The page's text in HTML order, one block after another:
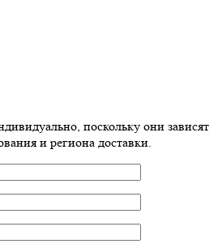
поскольку они зависят
и региона доставки.